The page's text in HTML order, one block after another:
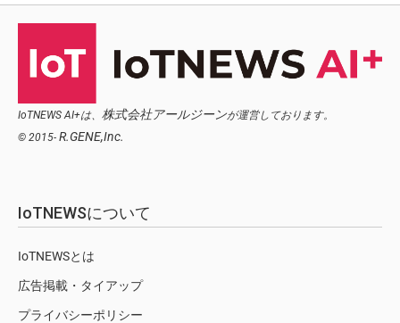
IoTNEWS AI+は、 株式会社アールジーンが運営しております。
© 2015- R.GENE,Inc.
IoTNEWSについて
IoTNEWSとは
広告掲載・タイアップ
プライバシーポリシー